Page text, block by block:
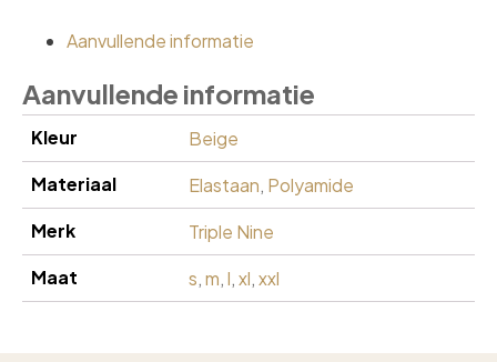
Aanvullende informatie
Aanvullende informatie
Kleur
Beige
Materiaal
Elastaan, Polyamide
Merk
Triple Nine
Maat
s,m,l,xl,xxl